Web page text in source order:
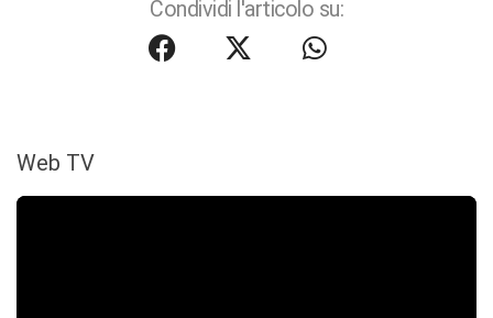
Condividi l'articolo su:
Web TV